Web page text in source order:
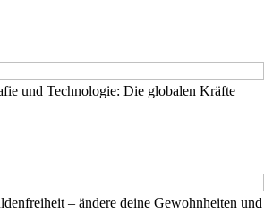
und Technologie: Die globalen Kräfte
– ändere deine Gewohnheiten und